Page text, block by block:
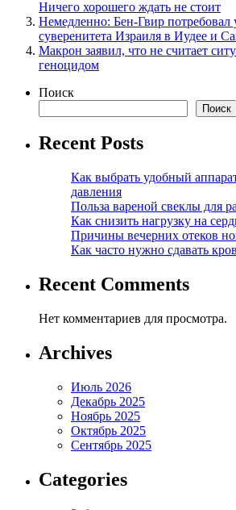
Ничего хорошего ждать не стоит
Немедленно: Бен-Гвир потребовал
суверенитета Израиля в Иудее и
Макрон заявил, что не считает
геноцидом
Поиск
Поиск
Recent Posts
Как выбрать удобный
давления
Польза вареной свеклы для
Как снизить нагрузку на
Причины вечерних отеков
Как часто нужно сдавать
Recent Comments
Нет комментариев для просмотра.
Archives
Июль 2026
Декабрь 2025
Ноябрь 2025
Октябрь 2025
Сентябрь 2025
Categories